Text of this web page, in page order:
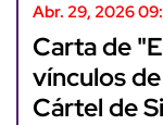
Abr. 29, 2026
Carta de
vínculos
Cártel de